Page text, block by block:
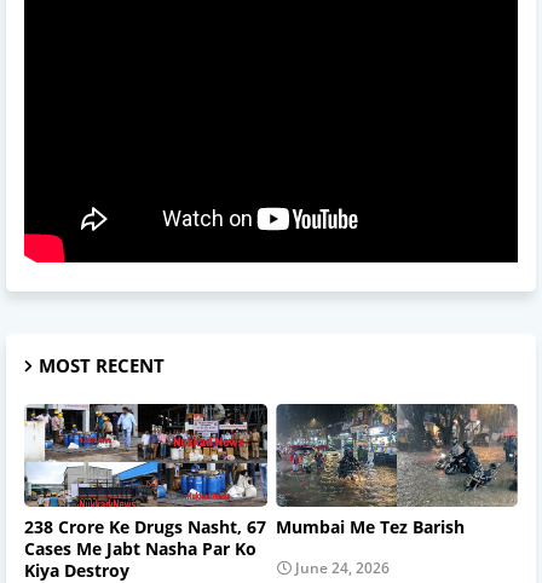
MOST RECENT
238 Crore Ke Drugs Nasht, 67
Cases Me Jabt Nasha Par Ko
Kiya Destroy
Mumbai Me Tez Barish
June 24, 2026